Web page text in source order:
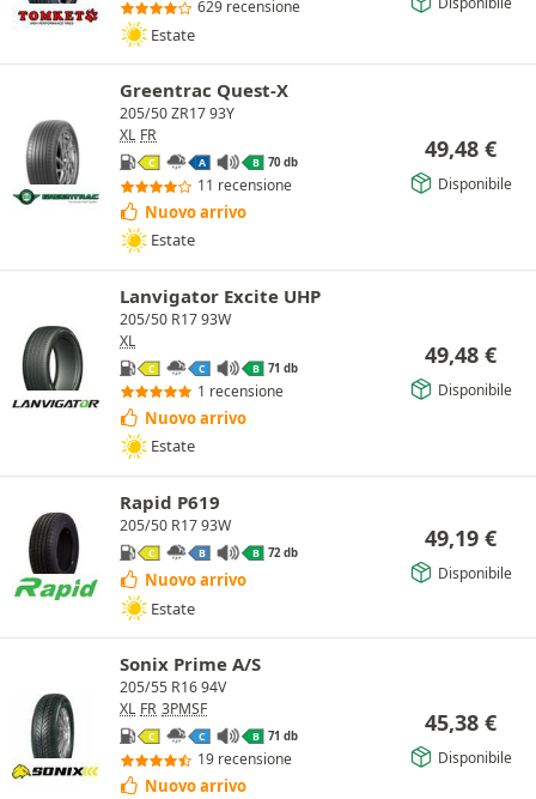
629 recensione
Estate
Greentrac Quest-X
205/50 ZR17 93Y
XL FR
C A B 70 db
11 recensione
Nuovo arrivo
Estate
49,48 €
Disponibile
Lanvigator Excite UHP
205/50 R17 93W
XL
C C B 71 db
1 recensione
Nuovo arrivo
Estate
49,48 €
Disponibile
Rapid P619
205/50 R17 93W
C B B 72 db
Nuovo arrivo
Estate
49,19 €
Disponibile
Sonix Prime A/S
205/55 R16 94V
XL FR 3PMSF
C C B 71 db
19 recensione
Nuovo arrivo
45,38 €
Disponibile